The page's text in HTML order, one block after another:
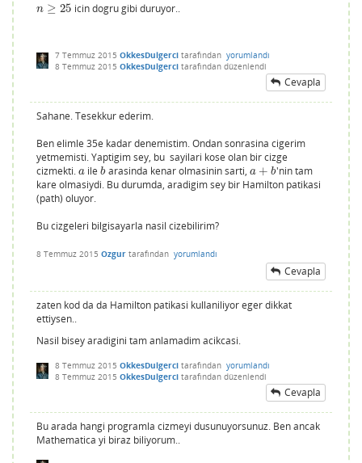
n ≥ 25
n≥ 25 icin dogru gibi duruyor..
7 Temmuz 2015 OkkesDulgerci tarafından yorumlandı
8 Temmuz 2015 OkkesDulgerci tarafından düzenlendi
Cevapla
Sahane. Tesekkur ederim.
Ben elimle 35e kadar denemistim. Ondan sonrasina cigerim
yetmemisti. Yaptigim sey, bu sayilari kose olan bir cizge
cizmekti. a
a ileb
barasinda kenar olmasinin sarti, a + b
a+b
'nin tam
kare olmasiydi. Bu durumda, aradigim sey bir Hamilton patikasi
(path) oluyor.
Bu cizgeleri bilgisayarla nasil cizebilirim?
8 Temmuz 2015 Ozgur tarafından yorumlandı
Cevapla
zaten kod da da Hamilton patikasi kullaniliyor eger dikkat
ettiysen..
Nasil bisey aradigini tam anlamadim acikcasi.
8 Temmuz 2015 OkkesDulgerci tarafından yorumlandı
8 Temmuz 2015 OkkesDulgerci tarafından düzenlendi
Cevapla
Bu arada hangi programla cizmeyi dusunuyorsunuz. Ben ancak
Mathematica yi biraz biliyorum..